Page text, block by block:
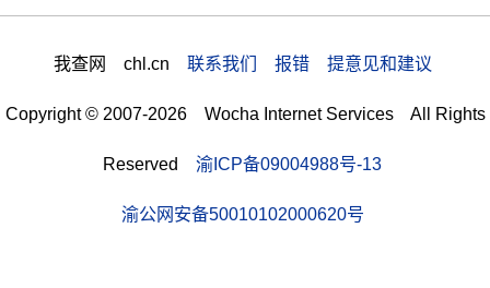
我查网 chl.cn 联系我们 报错 提意见和建议
Copyright © 2007-2026 Wocha Internet Services All Rights
Reserved 渝ICP备09004988号-13
渝公网安备50010102000620号